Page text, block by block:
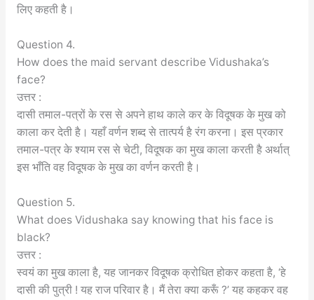
लिए कहती है।
Question 4.
How does the maid servant describe Vidushaka’s
face?
उत्तर :
दासी तमाल-पत्रों के रस से अपने हाथ काले कर के विदूषक के मुख को
काला कर देती है। यहाँ वर्णन शब्द से तात्पर्य है रंग करना। इस प्रकार
तमाल-पत्र के श्याम रस से चेटी, विदूषक का मुख काला करती है अर्थात्
इस भाँति वह विदूषक के मुख का वर्णन करती है।
Question 5.
What does Vidushaka say knowing that his face is
black?
उत्तर :
स्वयं का मुख काला है, यह जानकर विदूषक क्रोधित होकर कहता है, ‘हे
दासी की पुत्री ! यह राज परिवार है। मैं तेरा क्या करूँ ?’ यह कहकर वह